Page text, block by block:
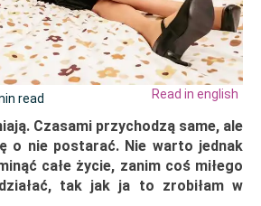
read Read in english
Czasami przychodzą same, ale
o nie postarać. Nie warto jednak
całe życie, zanim coś miłego
tak jak ja to zrobiłam w